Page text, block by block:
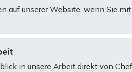
auf unserer Website, wenn Sie
in unsere Arbeit direkt von